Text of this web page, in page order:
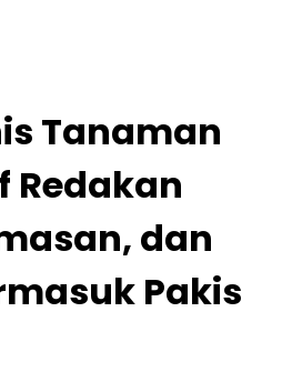
Tanaman
Redakan
dan
Pakis